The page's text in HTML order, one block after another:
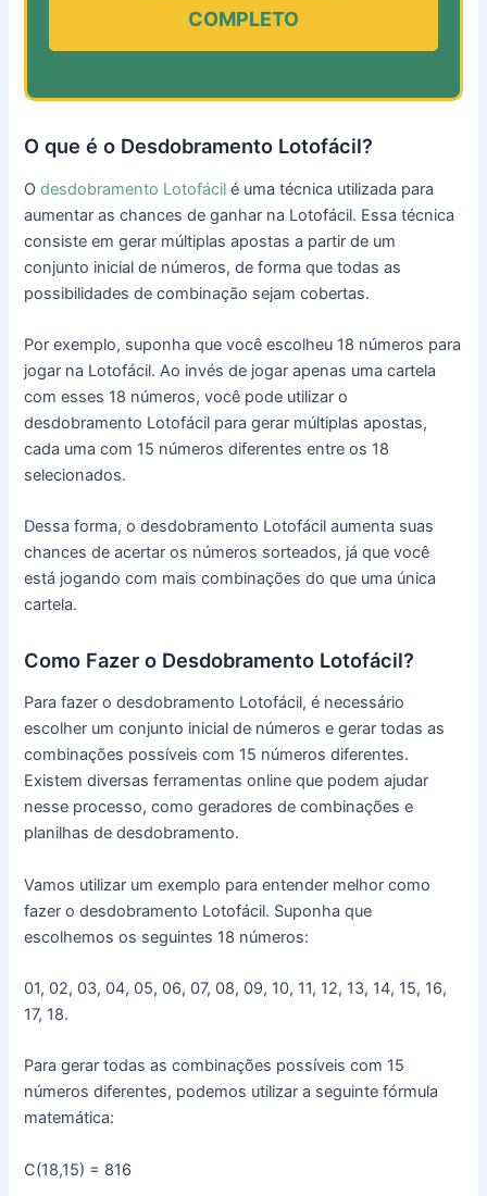
COMPLETO
O que é o Desdobramento Lotofácil?
Odesdobramento Lotofácil é uma técnica utilizada para
aumentar as chances de ganhar na Lotofácil. Essa técnica
consiste em gerar múltiplas apostas a partir de um
conjunto inicial de números, de forma que todas as
possibilidades de combinação sejam cobertas.
Por exemplo, suponha que você escolheu 18 números para
jogar na Lotofácil. Ao invés de jogar apenas uma cartela
com esses 18 números, você pode utilizar o
desdobramento Lotofácil para gerar múltiplas apostas,
cada uma com 15 números diferentes entre os 18
selecionados.
Dessa forma, o desdobramento Lotofácil aumenta suas
chances de acertar os números sorteados, já que você
está jogando com mais combinações do que uma única
cartela.
Como Fazer o Desdobramento Lotofácil?
Para fazer o desdobramento Lotofácil, é necessário
escolher um conjunto inicial de números e gerar todas as
combinações possíveis com 15 números diferentes.
Existem diversas ferramentas online que podem ajudar
nesse processo, como geradores de combinações e
planilhas de desdobramento.
Vamos utilizar um exemplo para entender melhor como
fazer o desdobramento Lotofácil. Suponha que
escolhemos os seguintes 18 números:
01, 02, 03, 04, 05, 06, 07, 08, 09, 10, 11, 12, 13, 14, 15, 16,
17, 18.
Para gerar todas as combinações possíveis com 15
números diferentes, podemos utilizar a seguinte fórmula
matemática:
C(18,15) = 816